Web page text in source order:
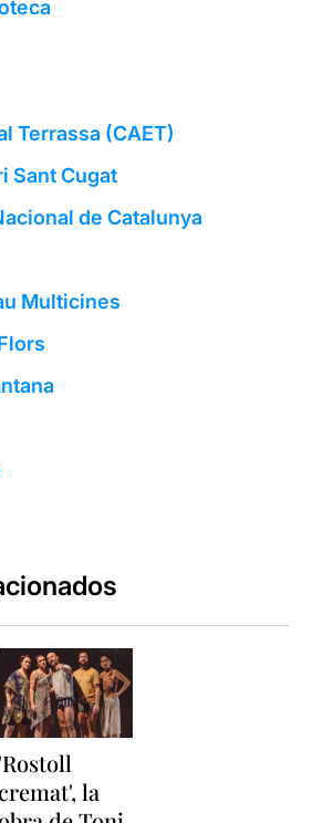
Terrassa (CAET)
Sant Cugat
de Catalunya
Multicines
'Rostoll
la